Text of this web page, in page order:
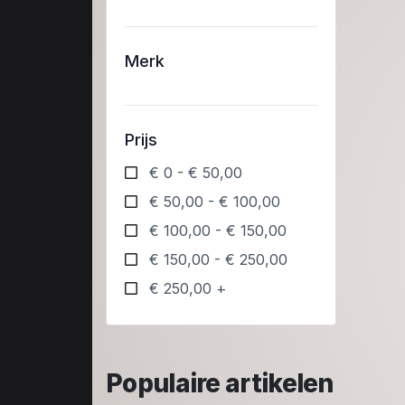
Merk
Prijs
€ 0 - € 50,00
€ 50,00 - € 100,00
€ 100,00 - € 150,00
€ 150,00 - € 250,00
€ 250,00 +
Populaire artikelen